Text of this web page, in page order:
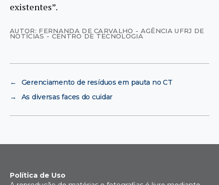
existentes”.
AUTOR: FERNANDA DE CARVALHO - AGÊNCIA UFRJ DE
NOTÍCIAS - CENTRO DE TECNOLOGIA
←
Gerenciamento de resíduos em pauta no CT
→
As diversas faces do cuidar
Política de Uso